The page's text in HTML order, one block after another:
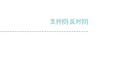
支持[0] 反对[0]